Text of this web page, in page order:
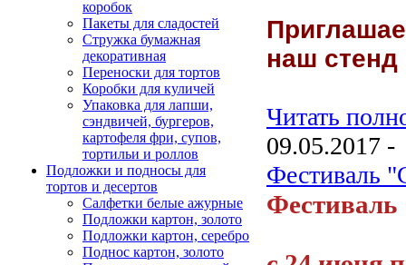
коробок
Пакеты для сладостей
Стружка бумажная
декоративная
Переноски для тортов
Коробки для куличей
Упаковка для лапши,
сэндвичей, бургеров,
картофеля фри, супов,
тортильи и роллов
Подложки и подносы для
тортов и десертов
Салфетки белые ажурные
Подложки картон, золото
Подложки картон, серебро
Поднос картон, золото
наш стенд
Читать
09.05.2017 -
Фестиваль